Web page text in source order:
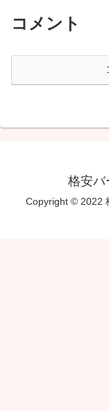
コメント
格安バ
Copyright © 2022